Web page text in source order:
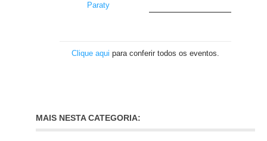
Clique aqui para conferir todos os eventos.
MAIS NESTA CATEGORIA: